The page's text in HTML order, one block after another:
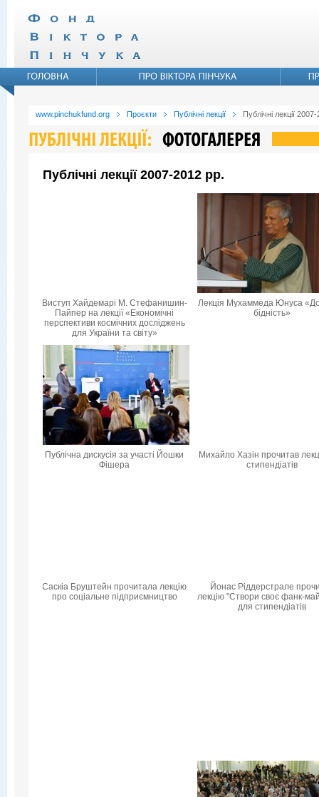
www.pinchukfund.org Проєкти Публічні лекції Публічні лекції
Публічні лекції 2007-2012 рр.
Виступ Хайдемарі М. Стефанишин-
Пайпер на лекції «Економічні
перспективи космічних досліджень
для України та світу»
Лекція Мухаммеда Юнуса
бідність»
Публічна дискусія за участі Йошки
Фішера
Михайло Хазін прочитав
стипендіатів
Саскіа Бруштейн прочитала лекцію
про соціальне підприємництво
Йонас Ріддерстрале
лекцію "Створи своє фанк-
для стипендіатів